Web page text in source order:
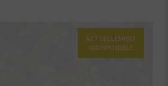
ACTUELLEMENT
INDISPONIBLE